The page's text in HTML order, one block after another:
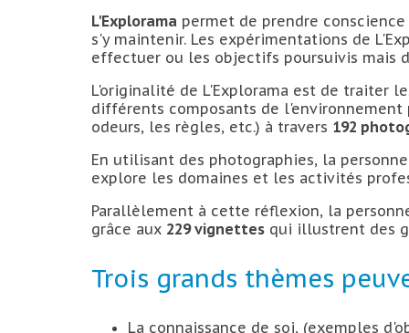
L'Explorama permet de prendre
s'y maintenir. Les expérimentations de
effectuer ou les objectifs poursuivis mais
L'originalité de L'Explorama est de traiter
différents composants de
odeurs, les règles, etc.) à travers 192
En utilisant des photographies, la
explore les domaines et les activités
Parallèlement à cette réflexion, la
grâce aux 229 vignettes qui illustrent des
Trois grands thèmes
La connaissance de soi, (exemples